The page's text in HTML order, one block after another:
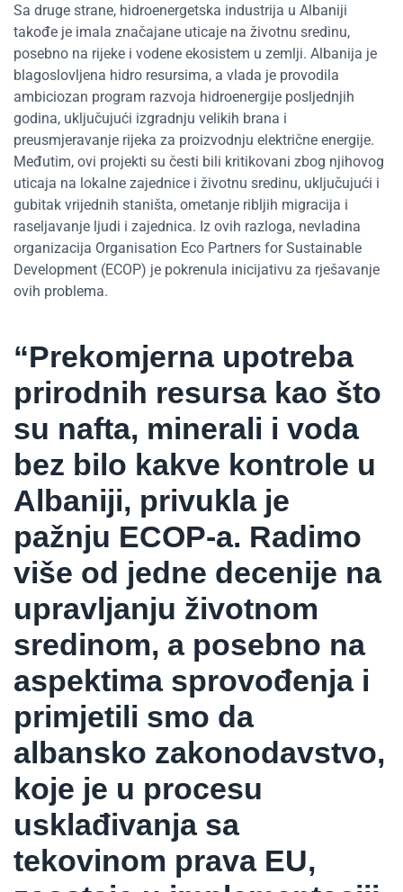
Sa druge strane, hidroenergetska industrija u Albaniji
takođe je imala značajane uticaje na životnu sredinu,
posebno na rijeke i vodene ekosistem u zemlji. Albanija je
blagoslovljena hidro resursima, a vlada je provodila
ambiciozan program razvoja hidroenergije posljednjih
godina, uključujući izgradnju velikih brana i
preusmjeravanje rijeka za proizvodnju električne energije.
Međutim, ovi projekti su česti bili kritikovani zbog njihovog
uticaja na lokalne zajednice i životnu sredinu, uključujući i
gubitak vrijednih staništa, ometanje ribljih migracija i
raseljavanje ljudi i zajednica. Iz ovih razloga, nevladina
organizacija Organisation Eco Partners for Sustainable
Development (ECOP) je pokrenula inicijativu za rješavanje
ovih problema.
“Prekomjerna upotreba
prirodnih resursa kao što
su nafta, minerali i voda
bez bilo kakve kontrole u
Albaniji, privukla je
pažnju ECOP-a. Radimo
više od jedne decenije na
upravljanju životnom
sredinom, a posebno na
aspektima sprovođenja i
primjetili smo da
albansko zakonodavstvo,
koje je u procesu
usklađivanja sa
tekovinom prava EU,